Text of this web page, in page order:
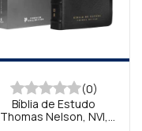
(0)
Bíblia de Estudo
Thomas Nelson, NVI,